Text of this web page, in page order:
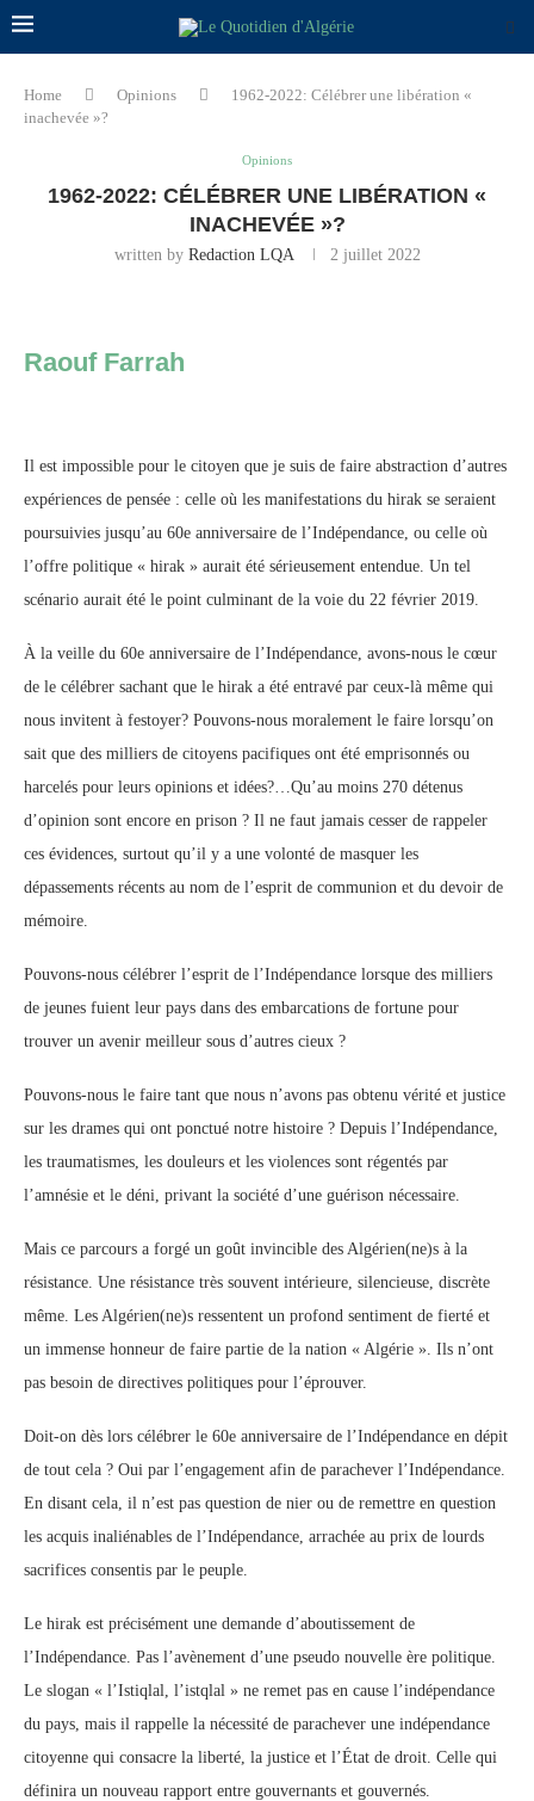
Home Opinions
1962-2022: Célébrer une libération «
inachevée »?
Opinions
1962-2022: CÉLÉBRER UNE LIBÉRATION «
INACHEVÉE »?
written by Redaction LQA 2 juillet 2022
Raouf Farrah
Il est impossible pour le citoyen que je suis de faire abstraction d’autres
expériences de pensée : celle où les manifestations du hirak se seraient
poursuivies jusqu’au 60e anniversaire de l’Indépendance, ou celle où
l’offre politique « hirak » aurait été sérieusement entendue. Un tel
scénario aurait été le point culminant de la voie du 22 février 2019.
À la veille du 60e anniversaire de l’Indépendance, avons-nous le cœur
de le célébrer sachant que le hirak a été entravé par ceux-là même qui
nous invitent à festoyer? Pouvons-nous moralement le faire lorsqu’on
sait que des milliers de citoyens pacifiques ont été emprisonnés ou
harcelés pour leurs opinions et idées?…Qu’au moins 270 détenus
d’opinion sont encore en prison ? Il ne faut jamais cesser de rappeler
ces évidences, surtout qu’il y a une volonté de masquer les
dépassements récents au nom de l’esprit de communion et du devoir de
mémoire.
Pouvons-nous célébrer l’esprit de l’Indépendance lorsque des milliers
de jeunes fuient leur pays dans des embarcations de fortune pour
trouver un avenir meilleur sous d’autres cieux ?
Pouvons-nous le faire tant que nous n’avons pas obtenu vérité et justice
sur les drames qui ont ponctué notre histoire ? Depuis l’Indépendance,
les traumatismes, les douleurs et les violences sont régentés par
l’amnésie et le déni, privant la société d’une guérison nécessaire.
Mais ce parcours a forgé un goût invincible des Algérien(ne)s à la
résistance. Une résistance très souvent intérieure, silencieuse, discrète
même. Les Algérien(ne)s ressentent un profond sentiment de fierté et
un immense honneur de faire partie de la nation « Algérie ». Ils n’ont
pas besoin de directives politiques pour l’éprouver.
Doit-on dès lors célébrer le 60e anniversaire de l’Indépendance en dépit
de tout cela ? Oui par l’engagement afin de parachever l’Indépendance.
En disant cela, il n’est pas question de nier ou de remettre en question
les acquis inaliénables de l’Indépendance, arrachée au prix de lourds
sacrifices consentis par le peuple.
Le hirak est précisément une demande d’aboutissement de
l’Indépendance. Pas l’avènement d’une pseudo nouvelle ère politique.
Le slogan « l’Istiqlal, l’istqlal » ne remet pas en cause l’indépendance
du pays, mais il rappelle la nécessité de parachever une indépendance
citoyenne qui consacre la liberté, la justice et l’État de droit. Celle qui
définira un nouveau rapport entre gouvernants et gouvernés.